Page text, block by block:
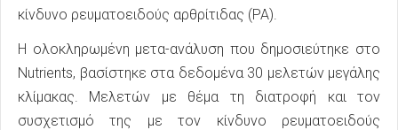
κίνδυνο ρευματοειδούς αρθρίτιδας (ΡΑ).
Η ολοκληρωμένη μετα-ανάλυση που δημοσιεύτηκε στο
Nutrients, βασίστηκε στα δεδομένα 30 μελετών μεγάλης
κλίμακας. Μελετών με θέμα τη διατροφή και τον
συσχετισμό της με τον κίνδυνο ρευματοειδούς